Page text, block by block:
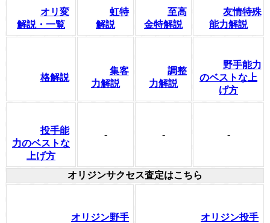
オリ変
解説・一覧
虹特
解説
至高
金特解説
友情特殊
能力解説
格解説
集客
力解説
調整
力解説
野手能力
のベストな上
げ方
投手能
力のベストな
上げ方
- - -
オリジンサクセス査定はこちら
オリジン野手
オリジン投手